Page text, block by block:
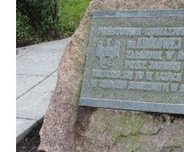
Newsletter ORE
Zapisz się i bądź na
informacjami
o szkoleniach i
Adres e-mail: